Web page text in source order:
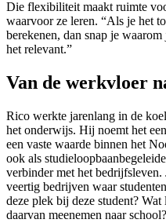
Die flexibiliteit maakt ruimte
waarvoor ze leren. “Als je het
berekenen, dan snap je
het relevant.”
Van de werkvloer
Rico werkte jarenlang in de
het onderwijs. Hij noemt het
een vaste waarde binnen het
ook als
verbinder met het
veertig bedrijven waar
deze plek bij deze student?
daarvan meenemen naar